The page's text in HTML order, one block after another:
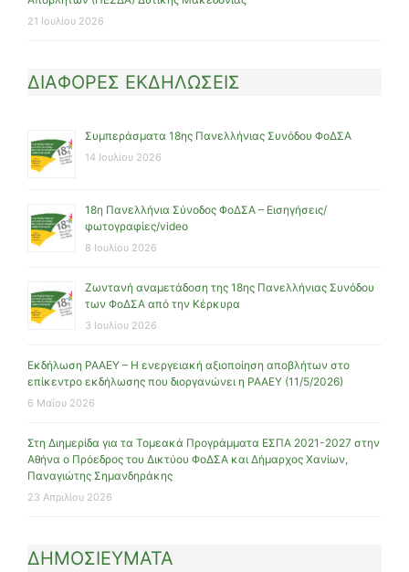
21 Ιουλίου 2026
ΔΙΑΦΟΡΕΣ ΕΚΔΗΛΩΣΕΙΣ
Συμπεράσματα 18ης Πανελλήνιας Συνόδου ΦοΔΣΑ
14 Ιουλίου 2026
18η Πανελλήνια Σύνοδος ΦοΔΣΑ – Εισηγήσεις/
φωτογραφίες/video
8 Ιουλίου 2026
Ζωντανή αναμετάδοση της 18ης Πανελλήνιας Συνόδου
των ΦοΔΣΑ από την Κέρκυρα
3 Ιουλίου 2026
Εκδήλωση ΡΑΑΕΥ – Η ενεργειακή αξιοποίηση αποβλήτων στο
επίκεντρο εκδήλωσης που διοργανώνει η ΡΑΑΕΥ (11/5/2026)
6 Μαΐου 2026
Στη Διημερίδα για τα Τομεακά Προγράμματα ΕΣΠΑ 2021-2027 στην
Αθήνα ο Πρόεδρος του Δικτύου ΦοΔΣΑ και Δήμαρχος Χανίων,
Παναγιώτης Σημανδηράκης
23 Απριλίου 2026
ΔΗΜΟΣΙΕΥΜΑΤΑ